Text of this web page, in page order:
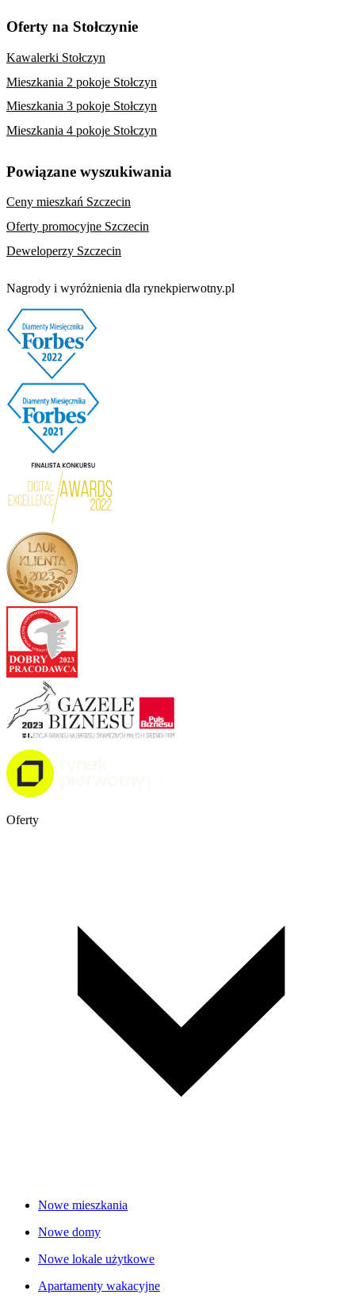
Oferty na Stołczynie
Kawalerki Stołczyn
Mieszkania 2 pokoje Stołczyn
Mieszkania 3 pokoje Stołczyn
Mieszkania 4 pokoje Stołczyn
Powiązane wyszukiwania
Ceny mieszkań Szczecin
Oferty promocyjne Szczecin
Deweloperzy Szczecin
Nagrody i wyróżnienia dla rynekpierwotny.pl
Oferty
Nowe mieszkania
Nowe domy
Nowe lokale użytkowe
Apartamenty wakacyjne